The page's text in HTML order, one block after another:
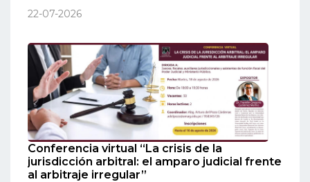
22-07-2026
Conferencia virtual “La crisis de la
jurisdicción arbitral: el amparo judicial frente
al arbitraje irregular”